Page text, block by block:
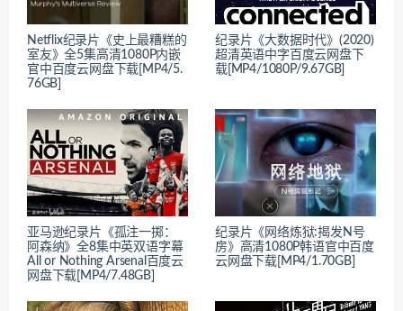
Netflix纪录片《史上最糟糕的
室友》全5集高清1080P内嵌
官中百度云网盘下载[MP4/5.
76GB]
纪录片《大数据时代》(2020)
超清英语中字百度云网盘下
载[MP4/1080P/9.67GB]
亚马逊纪录片《孤注一掷：
阿森纳》全8集中英双语字幕
All or Nothing Arsenal百度云
网盘下载[MP4/7.48GB]
纪录片《网络炼狱:揭发N号
房》高清1080P韩语官中百度
云网盘下载[MP4/1.70GB]